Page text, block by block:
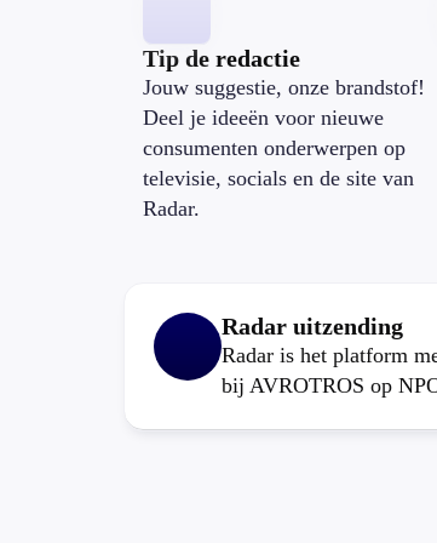
Tip de redactie
Jouw suggestie, onze brandstof!
Deel je ideeën voor nieuwe
consumenten onderwerpen op
televisie, socials en de site van
Radar.
Radar uitzending
Radar is het platform
bij AVROTROS op